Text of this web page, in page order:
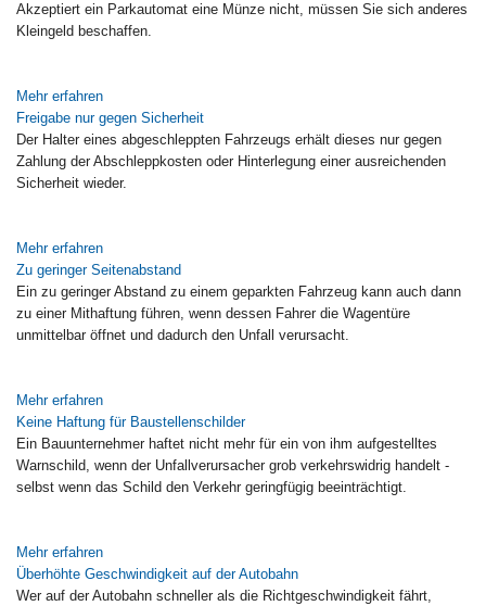
Akzeptiert ein Parkautomat eine Münze nicht, müssen Sie sich anderes
Kleingeld beschaffen.
Mehr erfahren
Freigabe nur gegen Sicherheit
Der Halter eines abgeschleppten Fahrzeugs erhält dieses nur gegen
Zahlung der Abschleppkosten oder Hinterlegung einer ausreichenden
Sicherheit wieder.
Mehr erfahren
Zu geringer Seitenabstand
Ein zu geringer Abstand zu einem geparkten Fahrzeug kann auch dann
zu einer Mithaftung führen, wenn dessen Fahrer die Wagentüre
unmittelbar öffnet und dadurch den Unfall verursacht.
Mehr erfahren
Keine Haftung für Baustellenschilder
Ein Bauunternehmer haftet nicht mehr für ein von ihm aufgestelltes
Warnschild, wenn der Unfallverursacher grob verkehrswidrig handelt -
selbst wenn das Schild den Verkehr geringfügig beeinträchtigt.
Mehr erfahren
Überhöhte Geschwindigkeit auf der Autobahn
Wer auf der Autobahn schneller als die Richtgeschwindigkeit fährt,